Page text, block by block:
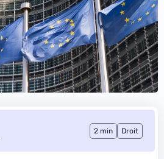
2 min Droit